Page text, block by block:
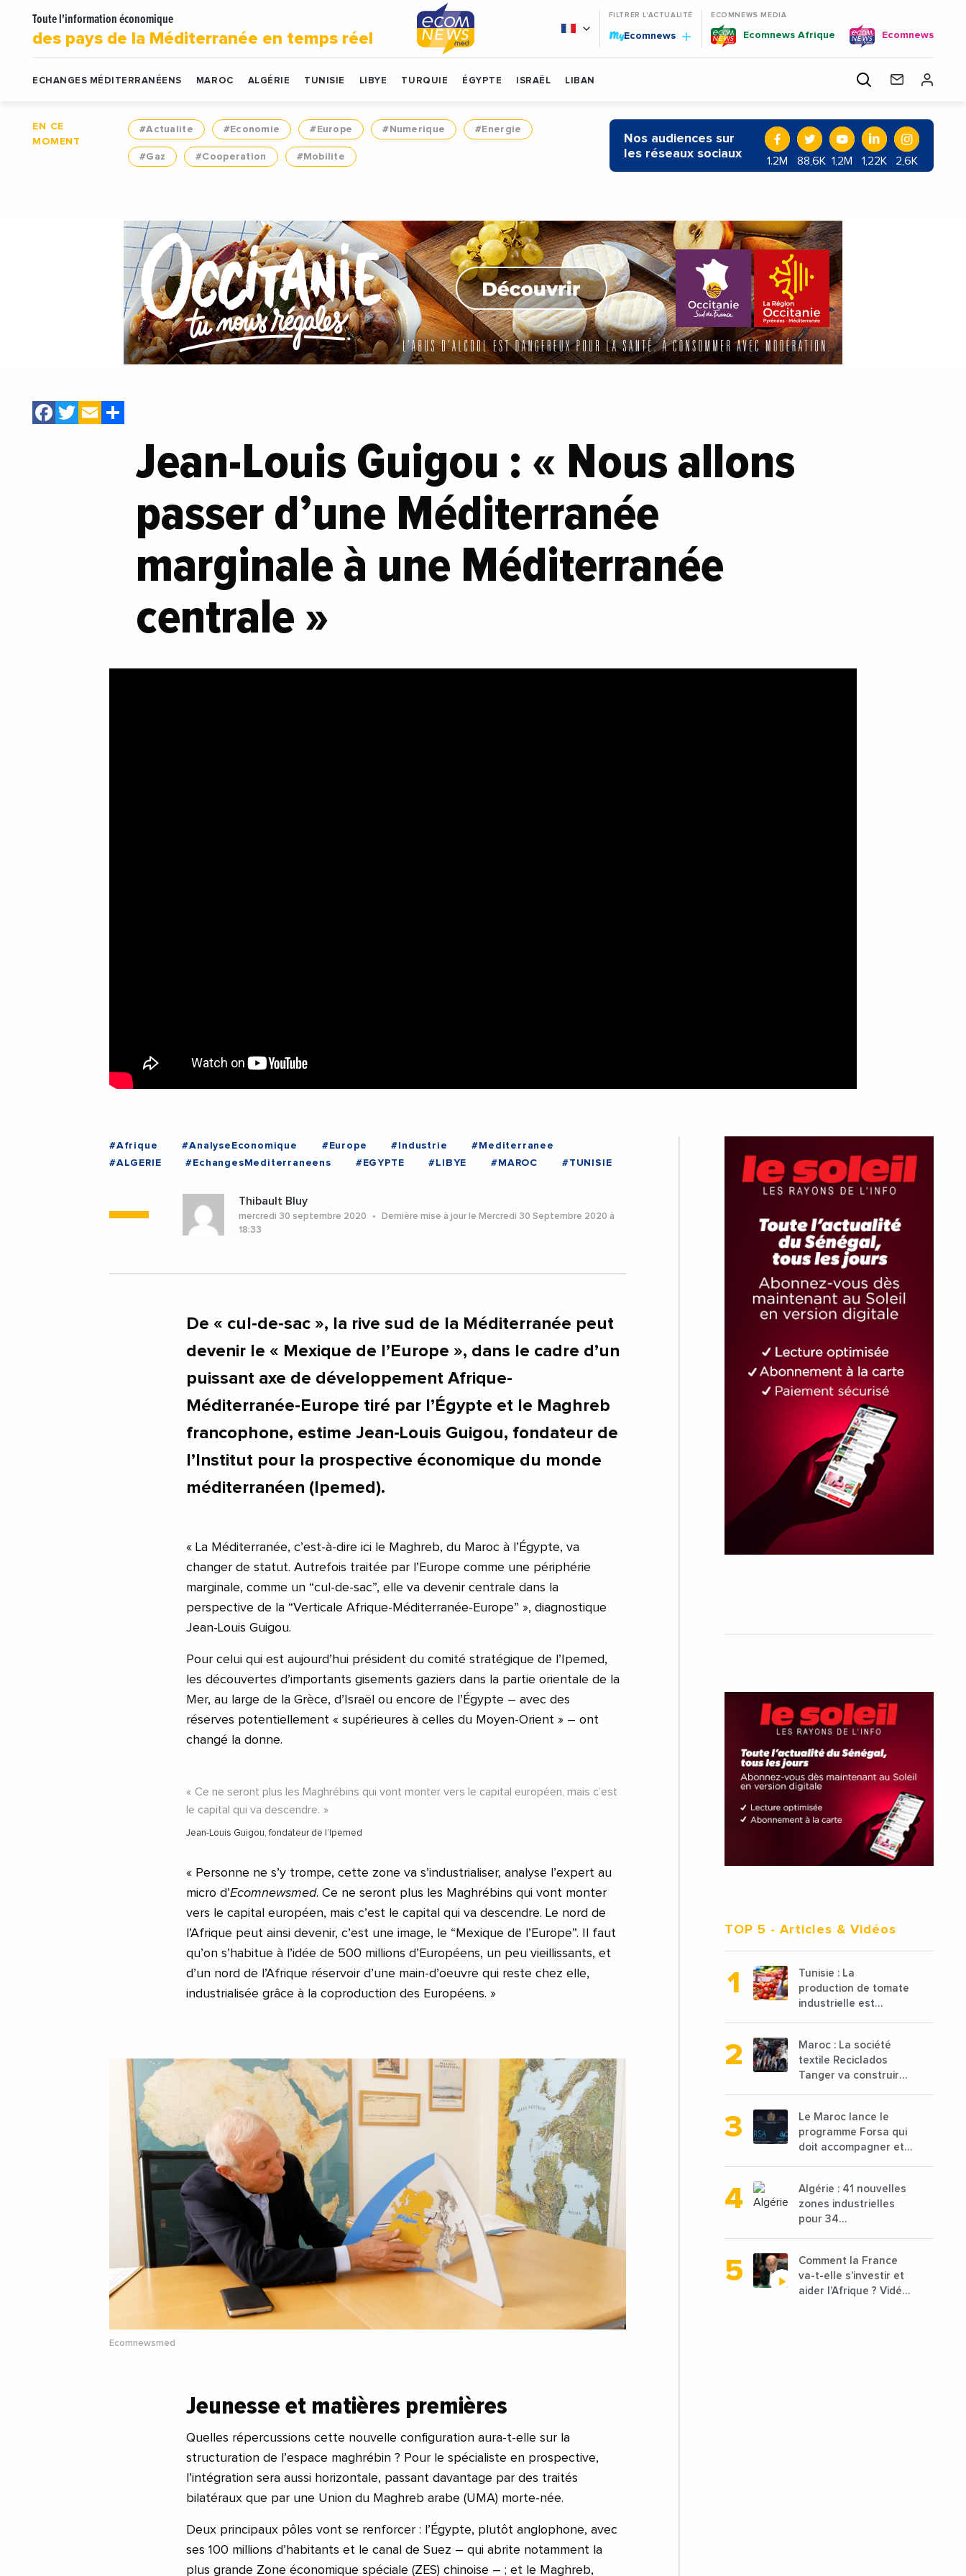
Toute l'information économique
des pays de la Méditerranée en temps réel
FILTRER L'ACTUALITÉ
MyEcomnews
ECOMNEWS MEDIA
Ecomnews Afrique Ecomnews
ECHANGES MÉDITERRANÉENS MAROC ALGÉRIE TUNISIE LIBYE TURQUIE ÉGYPTE ISRAËL LIBAN
EN CE
MOMENT
#Actualite #Economie #Europe #Numerique #Energie
#Gaz #Cooperation #Mobilite
Nos audiences sur
les réseaux sociaux
1.2M 88,6K 1,2M 1,22K 2,6K
Facebook
Twitter
Email
Jean-Louis Guigou : « Nous allons
passer d’une Méditerranée
marginale à une Méditerranée
centrale »
#Afrique #AnalyseEconomique #Europe #Industrie
#Mediterranee
#ALGERIE
#EchangesMediterraneens #EGYPTE #LIBYE #MAROC #TUNISIE
Thibault Bluy
mercredi 30 septembre 2020
Dernière mise à jour le Mercredi 30 Septembre 2020 à
18:33
De « cul-de-sac », la rive sud de la Méditerranée peut
devenir le « Mexique de l’Europe », dans le cadre d’un
puissant axe de développement Afrique-
Méditerranée-Europe tiré par l’Égypte et le Maghreb
francophone, estime Jean-Louis Guigou, fondateur de
l’Institut pour la prospective économique du monde
méditerranéen (Ipemed).
« La Méditerranée, c’est-à-dire ici le Maghreb, du Maroc à l’Égypte, va
changer de statut. Autrefois traitée par l’Europe comme une périphérie
marginale, comme un “cul-de-sac”, elle va devenir centrale dans la
perspective de la “Verticale Afrique-Méditerranée-Europe” », diagnostique
Jean-Louis Guigou.
Pour celui qui est aujourd’hui président du comité stratégique de l’Ipemed,
les découvertes d’importants gisements gaziers dans la partie orientale de la
Mer, au large de la Grèce, d’Israël ou encore de l’Égypte – avec des
réserves potentiellement « supérieures à celles du Moyen-Orient » – ont
changé la donne.
Ce ne seront plus les Maghrébins qui vont monter vers le capital européen, mais c’est
le capital qui va descendre.
Jean-Louis Guigou, fondateur de l’Ipemed
« Personne ne s’y trompe, cette zone va s’industrialiser, analyse l’expert au
micro d’Ecomnewsmed. Ce ne seront plus les Maghrébins qui vont monter
vers le capital européen, mais c’est le capital qui va descendre. Le nord de
l’Afrique peut ainsi devenir, c’est une image, le “Mexique de l’Europe”. Il faut
qu’on s’habitue à l’idée de 500 millions d’Européens, un peu vieillissants, et
d’un nord de l’Afrique réservoir d’une main-d’oeuvre qui reste chez elle,
industrialisée grâce à la coproduction des Européens. »
Ecomnewsmed
Jeunesse et matières premières
Quelles répercussions cette nouvelle configuration aura-t-elle sur la
structuration de l’espace maghrébin ? Pour le spécialiste en prospective,
l’intégration sera aussi horizontale, passant davantage par des traités
bilatéraux que par une Union du Maghreb arabe (UMA) morte-née.
Deux principaux pôles vont se renforcer : l’Égypte, plutôt anglophone, avec
ses 100 millions d’habitants et le canal de Suez – qui abrite notamment la
plus grande Zone économique spéciale (ZES) chinoise – ; et le Maghreb,
TOP 5 - Articles & Vidéos
Tunisie : La
production de tomate
industrielle est
baisse de 15%
Maroc : La société
textile Reciclados
Tanger va construire
traiter les déchets
textiles
Le Maroc lance le
programme Forsa qui
doit accompagner et
avec une enveloppe
de 1,25 milliard de
dirhams
Algérie : 41 nouvelles
zones industrielles
pour 34
Comment la France
va-t-elle s’investir et
aider l’Afrique ? Vidéo